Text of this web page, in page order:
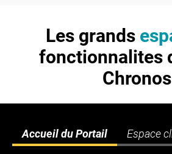
Les grands
fonctionnalites
Chronos
Accueil du Portail Espace